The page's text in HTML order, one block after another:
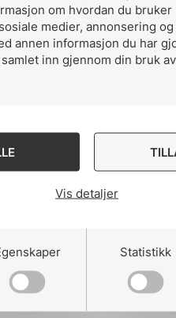
om hvordan du
medier, annonsering
annen informasjon du har
inn gjennom din bruk
Vis detaljer
Statistikk
Södertälje (Sverige)....
lyktestolpe
vi beveger oss mot
inn i bygninger,
for å gjøre byene